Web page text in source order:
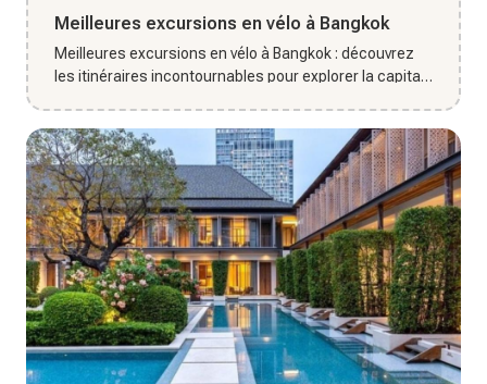
Meilleures excursions en vélo à Bangkok
Meilleures excursions en vélo à Bangkok : découvrez
les itinéraires incontournables pour explorer la capitale